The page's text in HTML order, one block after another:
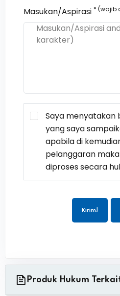
Masukan/Aspirasi * (wajib
Saya menyatakan
yang saya
apabila di
pelanggaran
diproses secara
Kirim!
Produk Hukum